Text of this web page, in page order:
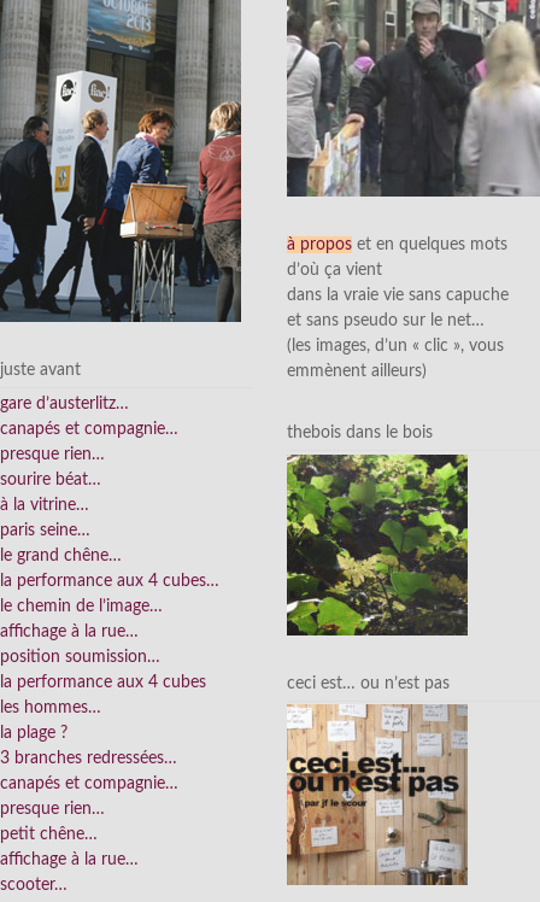
juste avant
gare d’austerlitz…
canapés et compagnie…
presque rien…
sourire béat…
à la vitrine…
paris seine…
le grand chêne…
la performance aux 4 cubes…
le chemin de l’image…
affichage à la rue…
position soumission…
la performance aux 4 cubes
les hommes…
la plage ?
3 branches redressées…
canapés et compagnie…
presque rien…
petit chêne…
affichage à la rue…
scooter…
à propos et en quelques mots
d’où ça vient
dans la vraie vie sans capuche
et sans pseudo sur le net…
(les images, d’un « clic », vous
emmènent ailleurs)
thebois dans le bois
ceci est… ou n’est pas